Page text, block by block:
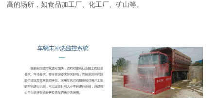
高的场所，如食品加工厂、化工厂、矿山等。